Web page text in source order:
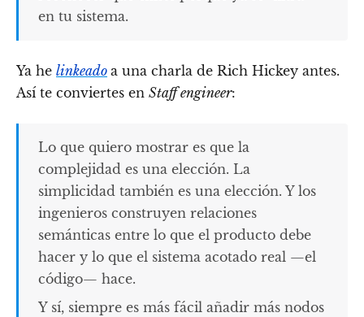
en tu sistema.
Ya he linkeado a una charla de Rich Hickey antes.
Así te conviertes en Staff engineer:
Lo que quiero mostrar es que la
complejidad es una elección. La
simplicidad también es una elección. Y los
ingenieros construyen relaciones
semánticas entre lo que el producto debe
hacer y lo que el sistema acotado real —el
código— hace.
Y sí, siempre es más fácil añadir más nodos